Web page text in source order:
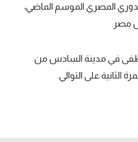
المصري الموسم الماضي،
مصر.
في مدينة السادس من
الثانية على التوالي.